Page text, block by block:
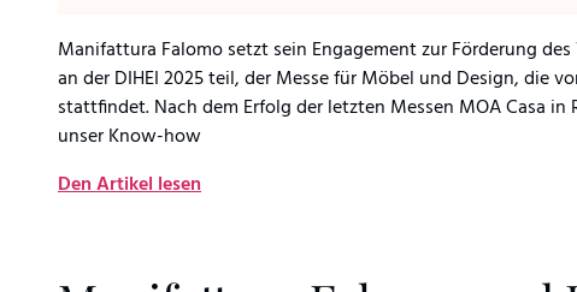
Manifattura Falomo setzt sein Engagement zur Förderung
an der DIHEI 2025 teil, der Messe für Möbel und Design, die
stattfindet. Nach dem Erfolg der letzten Messen MOA Casa
unser Know-how
Den Artikel lesen